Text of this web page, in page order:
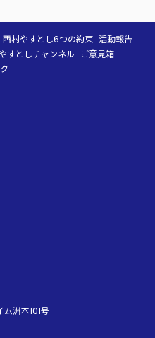
西村やすとし6つの約束 活動報告
すとしチャンネル
ご意見箱
洲本101号